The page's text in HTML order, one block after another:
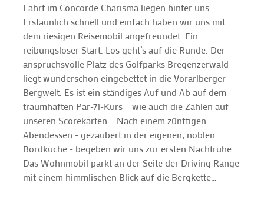
Fahrt im Concorde Charisma liegen hinter uns.
Erstaunlich schnell und einfach haben wir uns mit
dem riesigen Reisemobil angefreundet. Ein
reibungsloser Start. Los geht’s auf die Runde. Der
anspruchsvolle Platz des Golfparks Bregenzerwald
liegt wunderschön eingebettet in die Vorarlberger
Bergwelt. Es ist ein ständiges Auf und Ab auf dem
traumhaften Par-71-Kurs – wie auch die Zahlen auf
unseren Scorekarten... Nach einem zünftigen
Abendessen - gezaubert in der eigenen, noblen
Bordküche - begeben wir uns zur ersten Nachtruhe.
Das Wohnmobil parkt an der Seite der Driving Range
mit einem himmlischen Blick auf die Bergkette…